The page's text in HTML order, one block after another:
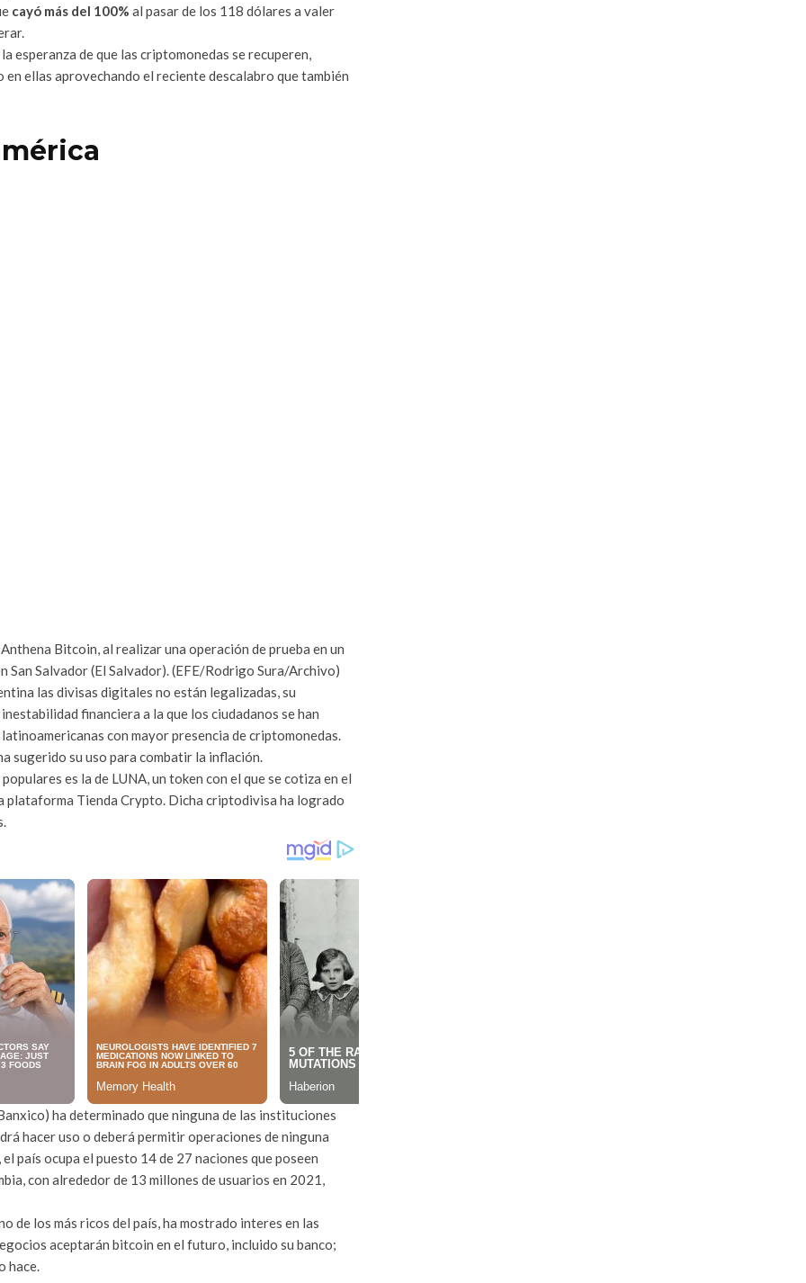
cayó más del 100% al pasar de los 118 dólares a valer
esperanza de que las criptomonedas se recuperen,
ellas aprovechando el reciente descalabro que también
Bitcoin, al realizar una operación de prueba en un
Salvador (El Salvador). (EFE/Rodrigo Sura/Archivo)
las divisas digitales no están legalizadas, su
financiera a la que los ciudadanos se han
con mayor presencia de criptomonedas.
sugerido su uso para combatir la inflación.
es la de LUNA, un token con el que se cotiza en el
plataforma Tienda Crypto. Dicha criptodivisa ha logrado
ha determinado que ninguna de las instituciones
hacer uso o deberá permitir operaciones de ninguna
país ocupa el puesto 14 de 27 naciones que poseen
con alrededor de 13 millones de usuarios en 2021,
de los más ricos del país, ha mostrado interes en las
aceptarán bitcoin en el futuro, incluido su banco;
hace.